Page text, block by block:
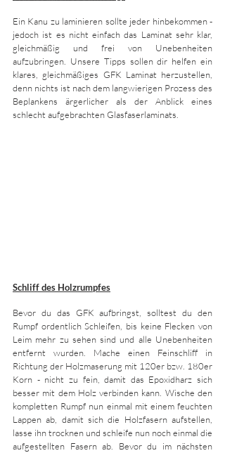
Ein Kanu zu laminieren sollte jeder hinbekommen -
jedoch ist es nicht einfach das Laminat sehr klar,
gleichmäßig und frei von Unebenheiten
aufzubringen. Unsere Tipps sollen dir helfen ein
klares, gleichmäßiges GFK Laminat herzustellen,
denn nichts ist nach dem langwierigen Prozess des
Beplankens ärgerlicher als der Anblick eines
schlecht aufgebrachten Glasfaserlaminats.
Schliff des Holzrumpfes
Bevor du das GFK aufbringst, solltest du den
Rumpf ordentlich Schleifen, bis keine Flecken von
Leim mehr zu sehen sind und alle Unebenheiten
entfernt wurden. Mache einen Feinschliff in
Richtung der Holzmaserung mit 120er bzw. 180er
Korn - nicht zu fein, damit das Epoxidharz sich
besser mit dem Holz verbinden kann. Wische den
kompletten Rumpf nun einmal mit einem feuchten
Lappen ab, damit sich die Holzfasern aufstellen,
lasse ihn trocknen und schleife nun noch einmal die
aufgestellten Fasern ab. Bevor du im nächsten